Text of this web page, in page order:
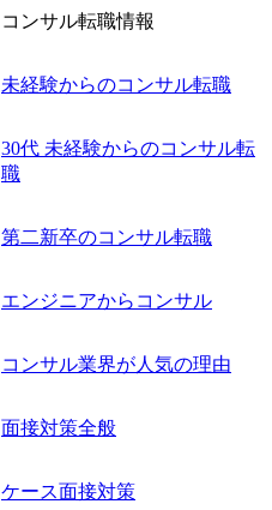
コンサル転職情報
未経験からのコンサル転職
30代 未経験からのコンサル転
職
第二新卒のコンサル転職
エンジニアからコンサル
コンサル業界が人気の理由
面接対策全般
ケース面接対策